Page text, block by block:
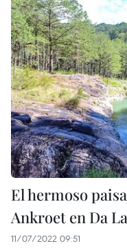
El hermoso
Ankroet en Da
11/07/2022 09:51